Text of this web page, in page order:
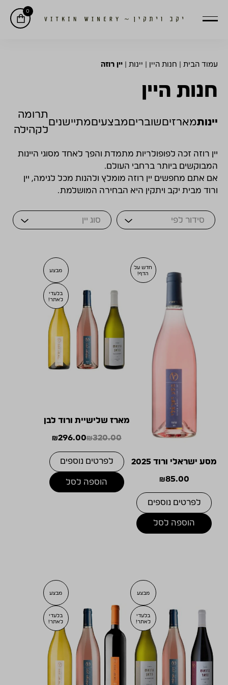
0
עמוד הבית חנות היין יינות |יין רוזה
חנות היין
יינותמארזיםשובריםמבצעיםמתיישנים
תרומה
לקהילה
יין רוזה זכה לפופולריות מתמדת והפך לאחד מסוגי היינות
המבוקשים ביותר ברחבי העולם.
אם אתם מחפשים יין רוזה מומלץ ולהנות מכל לגימה, יין
ורוד מבית יקב ויתקין היא הבחירה המושלמת.
Sort Products
חדש על
הדף!
מסע ישראלי ורוד 2025
₪85.00
לפרטים נוספים
הוספה לסל
מבצע
בלעדי
לאתר!
מארז שלישיית ורוד לבן
₪320.00
₪320.00.
₪296.00
₪296.00.
לפרטים נוספים
הוספה לסל
מבצע
בלעדי
לאתר!
מבצע
בלעדי
לאתר!